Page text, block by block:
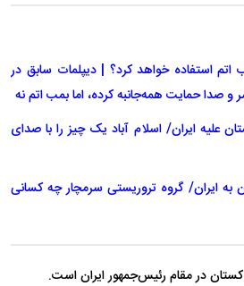
اتم استفاده خواهد کرد؟ | دیپلمات سابق در
و صدا حمایت همه‌جانبه کرده، اما بمب اتم نه
علیه ایران/ اسلام آباد یک چیز را با صدای
به ایران/ گروه تروریستی سرمچار چه کسانی
در مقام رئیس‌جمهور ایران است.